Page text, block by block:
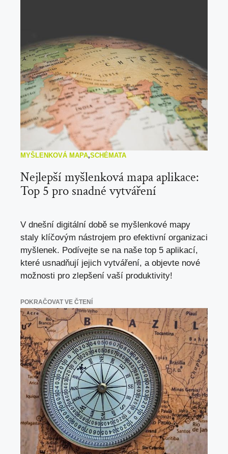
MYŠLENKOVÁ MAPA,SCHÉMATA
Nejlepší myšlenková mapa aplikace:
Top 5 pro snadné vytváření
V dnešní digitální době se myšlenkové mapy
staly klíčovým nástrojem pro efektivní organizaci
myšlenek. Podívejte se na naše top 5 aplikací,
které usnadňují jejich vytváření, a objevte nové
možnosti pro zlepšení vaší produktivity!
POKRAČOVAT VE ČTENÍ